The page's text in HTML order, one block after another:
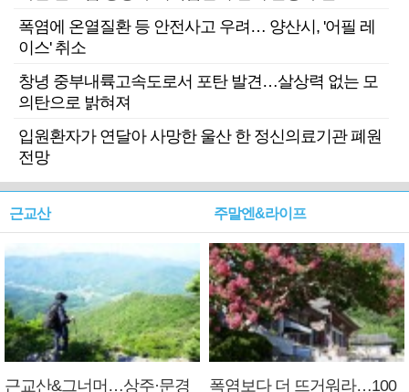
폭염에 온열질환 등 안전사고 우려… 양산시, '어필 레
이스' 취소
창녕 중부내륙고속도로서 포탄 발견…살상력 없는 모
의탄으로 밝혀져
입원환자가 연달아 사망한 울산 한 정신의료기관 폐원
전망
근교산
근교산&그너머…상주·문경
주말엔&라이프
폭염보다 더 뜨거워라…100